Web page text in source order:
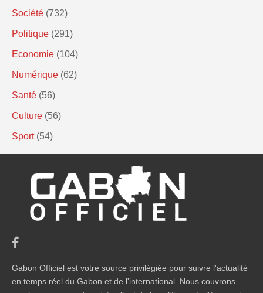
Société (732)
Politique (291)
Economie (104)
Numérique (62)
Santé (56)
Culture (56)
Sport (54)
Gabon Officiel est votre source privilégiée pour suivre l'actualité
en temps réel du Gabon et de l'international. Nous couvrons